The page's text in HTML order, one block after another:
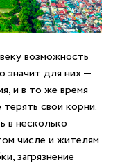
возможность
значит для них —
и в то же время
свои корни.
в несколько
числе и жителям
загрязнение